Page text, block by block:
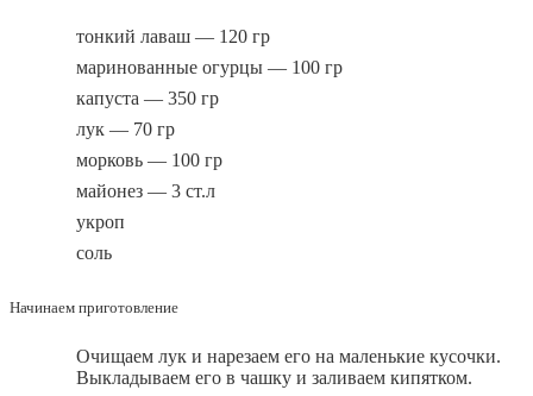
тонкий лаваш — 120 гр
маринованные огурцы — 100 гр
капуста — 350 гр
лук — 70 гр
морковь — 100 гр
майонез — 3 ст.л
укроп
соль
Начинаем приготовление
Очищаем лук и нарезаем его на маленькие кусочки.
Выкладываем его в чашку и заливаем кипятком.